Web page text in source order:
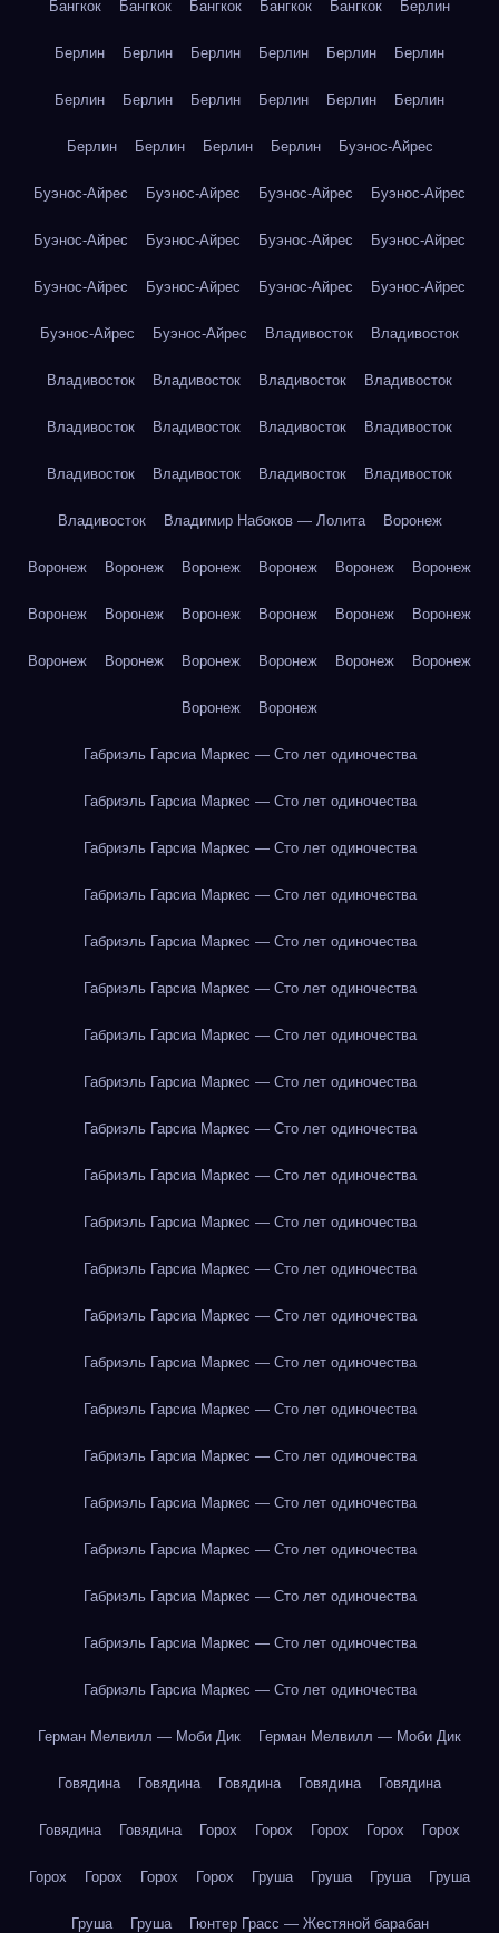
Бангкок Бангкок Бангкок Бангкок Бангкок Берлин
Берлин Берлин Берлин Берлин Берлин Берлин
Берлин Берлин Берлин Берлин Берлин Берлин
Берлин Берлин Берлин Берлин Буэнос-Айрес
Буэнос-Айрес Буэнос-Айрес Буэнос-Айрес Буэнос-Айрес
Буэнос-Айрес Буэнос-Айрес Буэнос-Айрес Буэнос-Айрес
Буэнос-Айрес Буэнос-Айрес Буэнос-Айрес Буэнос-Айрес
Буэнос-Айрес Буэнос-Айрес Владивосток Владивосток
Владивосток Владивосток Владивосток Владивосток
Владивосток Владивосток Владивосток Владивосток
Владивосток Владивосток Владивосток Владивосток
Владивосток Владимир Набоков — Лолита Воронеж
Воронеж Воронеж Воронеж Воронеж Воронеж Воронеж
Воронеж Воронеж Воронеж Воронеж Воронеж Воронеж
Воронеж Воронеж Воронеж Воронеж Воронеж Воронеж
Воронеж Воронеж
Габриэль Гарсиа Маркес — Сто лет одиночества
Габриэль Гарсиа Маркес — Сто лет одиночества
Габриэль Гарсиа Маркес — Сто лет одиночества
Габриэль Гарсиа Маркес — Сто лет одиночества
Габриэль Гарсиа Маркес — Сто лет одиночества
Габриэль Гарсиа Маркес — Сто лет одиночества
Габриэль Гарсиа Маркес — Сто лет одиночества
Габриэль Гарсиа Маркес — Сто лет одиночества
Габриэль Гарсиа Маркес — Сто лет одиночества
Габриэль Гарсиа Маркес — Сто лет одиночества
Габриэль Гарсиа Маркес — Сто лет одиночества
Габриэль Гарсиа Маркес — Сто лет одиночества
Габриэль Гарсиа Маркес — Сто лет одиночества
Габриэль Гарсиа Маркес — Сто лет одиночества
Габриэль Гарсиа Маркес — Сто лет одиночества
Габриэль Гарсиа Маркес — Сто лет одиночества
Габриэль Гарсиа Маркес — Сто лет одиночества
Габриэль Гарсиа Маркес — Сто лет одиночества
Габриэль Гарсиа Маркес — Сто лет одиночества
Габриэль Гарсиа Маркес — Сто лет одиночества
Габриэль Гарсиа Маркес — Сто лет одиночества
Герман Мелвилл — Моби Дик Герман Мелвилл — Моби Дик
Говядина Говядина Говядина Говядина Говядина
Говядина Говядина Горох Горох Горох Горох Горох
Горох Горох Горох Горох Груша Груша Груша Груша
Груша Груша Гюнтер Грасс — Жестяной барабан